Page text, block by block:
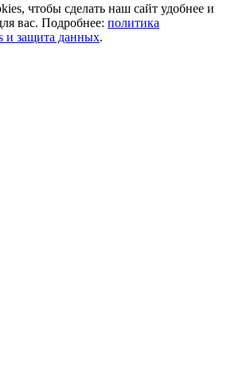
чтобы сделать наш сайт удобнее и
вас. Подробнее: политика
и защита данных.